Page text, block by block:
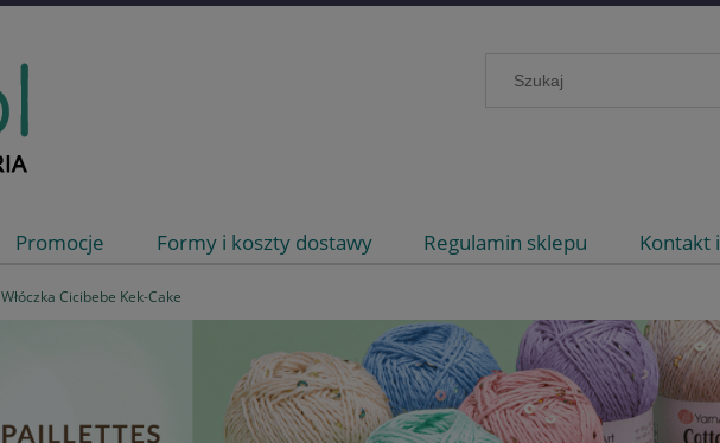
Promocje Formy i koszty dostawy Regulamin sklepu Kontakt
Włóczka Cicibebe Kek-Cake